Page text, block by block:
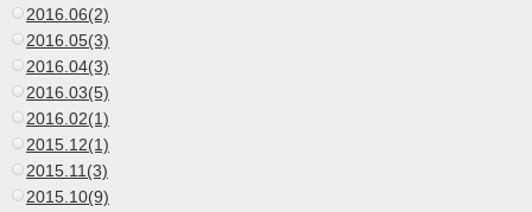
2016.06(2)
2016.05(3)
2016.04(3)
2016.03(5)
2016.02(1)
2015.12(1)
2015.11(3)
2015.10(9)